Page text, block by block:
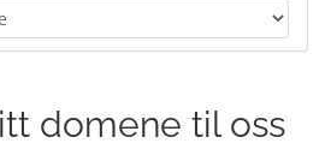
domene til oss